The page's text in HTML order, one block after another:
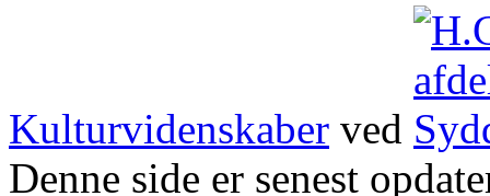
Kulturvidenskaber ved
Denne side er senest